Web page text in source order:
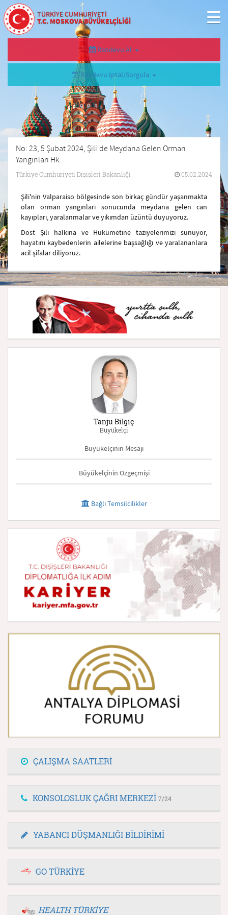
TÜRKİYE CUMHURİYETİ
T.C. MOSKOVA BÜYÜKELÇİLİĞİ
Randevu Al
Randevu İptal/Sorgula
No: 23, 5 Şubat 2024, Şili'de Meydana Gelen Orman
Yangınları Hk.
Türkiye Cumhuriyeti Dışişleri Bakanlığı 05.02.2024
Şili'nin Valparaiso bölgesinde son birkaç gündür yaşanmakta
olan orman yangınları sonucunda meydana gelen can
kayıpları, yaralanmalar ve yıkımdan üzüntü duyuyoruz.
Dost Şili halkına ve Hükümetine taziyelerimizi sunuyor,
hayatını kaybedenlerin ailelerine başsağlığı ve yaralananlara
acil şifalar diliyoruz.
Tanju Bilgiç
Büyükelçi
Büyükelçinin Mesajı
Büyükelçinin Özgeçmişi
Bağlı Temsilcilikler
ÇALIŞMA SAATLERİ
KONSOLOSLUK ÇAĞRI MERKEZİ 7/24
YABANCI DÜŞMANLIĞI BİLDİRİMİ
GO TÜRKİYE
HEALTH TÜRKİYE